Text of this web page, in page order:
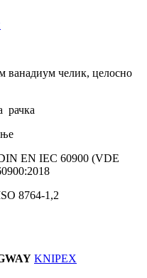
ванадиум челик, целосно
рачка
EN IEC 60900 (VDE
8764-1,2
KNIPEX